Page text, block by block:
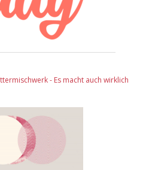
- Es macht auch wirklich